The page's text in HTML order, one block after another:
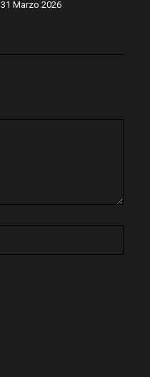
31 Marzo 2026